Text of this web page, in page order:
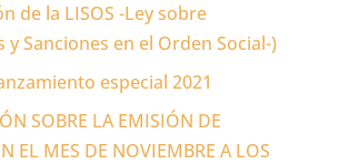
de la LISOS -Ley sobre
y Sanciones en el Orden Social-)
especial 2021
SOBRE LA EMISIÓN DE
EL MES DE NOVIEMBRE A LOS